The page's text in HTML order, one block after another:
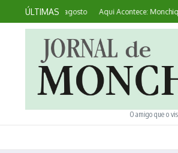
Ir para o conteúdo
ÚLTIMAS
de 21 a 30 de agosto Aqui Acontece: Monchique
O amigo que o